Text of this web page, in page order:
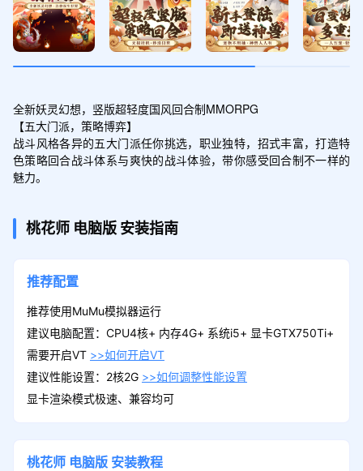
全新妖灵幻想，竖版超轻度国风回合制MMORPG
【五大门派，策略博弈】
战斗风格各异的五大门派任你挑选，职业独特，招式丰富，打造特
色策略回合战斗体系与爽快的战斗体验，带你感受回合制不一样的
魅力。
桃花师 电脑版 安装指南
推荐配置
推荐使用MuMu模拟器运行
建议电脑配置：CPU4核+ 内存4G+ 系统i5+ 显卡GTX750Ti+
需要开启VT >>如何开启VT
建议性能设置：2核2G >>如何调整性能设置
显卡渲染模式极速、兼容均可
桃花师 电脑版 安装教程